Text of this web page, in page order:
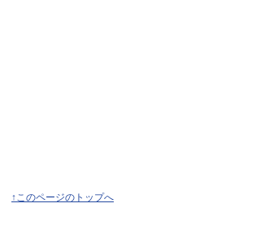
↑このページのトップへ